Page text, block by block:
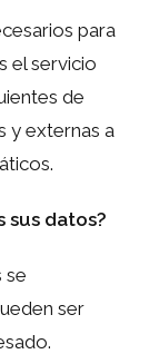
para
el servicio
de
y externas a
sus datos?
se
ser